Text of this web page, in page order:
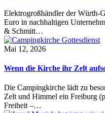
Elektrogroßhändler der Würth-
Euro in nachhaltigen
& Schmitt…
Mai 12, 2026
Wenn die Kirche ihr Zelt
Die Campingkirche lädt zu
Zelt und Himmel ein Freiburg
Freiheit –…